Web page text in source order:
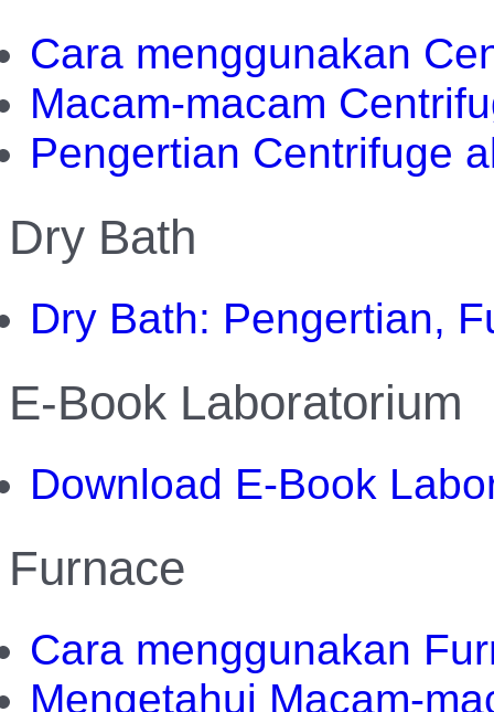
Cara menggunakan
Macam-macam
Pengertian Centrifuge
Dry Bath
Dry Bath: Pengertian,
E-Book Laboratorium
Download E-Book
Furnace
Cara menggunakan
Mengetahui Macam-